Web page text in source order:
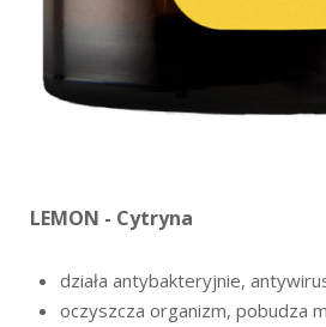
LEMON - Cytryna
działa antybakteryjnie,
oczyszcza organizm, pobudza